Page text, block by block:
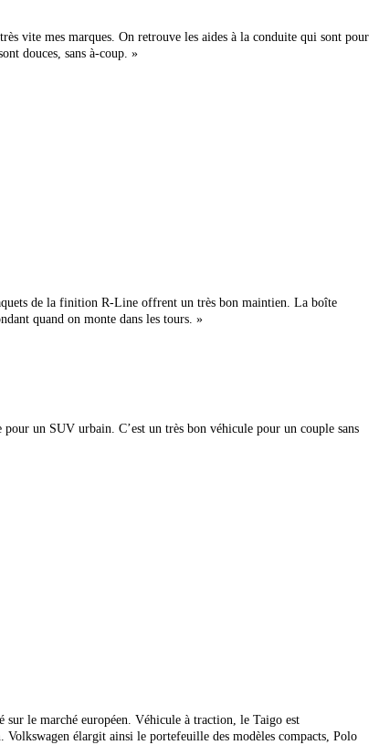
vite mes marques. On retrouve les aides à la conduite qui sont pour
douces, sans à-coup. »
de la finition R-Line offrent un très bon maintien. La boîte
quand on monte dans les tours. »
un SUV urbain. C’est un très bon véhicule pour un couple sans
le marché européen. Véhicule à traction, le Taigo est
Volkswagen élargit ainsi le portefeuille des modèles compacts, Polo